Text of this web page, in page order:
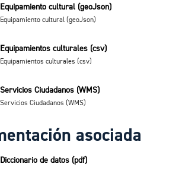
Equipamiento cultural (geoJson)
Equipamiento cultural (geoJson)
Equipamientos culturales (csv)
Equipamientos culturales (csv)
Servicios Ciudadanos (WMS)
Servicios Ciudadanos (WMS)
asociada
Diccionario de datos (pdf)